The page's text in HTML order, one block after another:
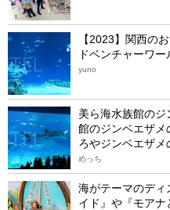
【2023】関西の
ドベンチャーワ
yuno
美ら海水族館の
館のジンベエザメ
ろやジンベエザメ
めっち
海がテーマのディ
イド』や『モアナ